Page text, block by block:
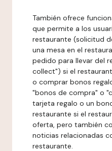
También ofrece
que permite a los
restaurante (solicitud
una mesa en el
pedido para llevar del
collect") si el
o comprar bonos
"bonos de compra" o
tarjeta regalo o un
restaurante si el
oferta, pero también
noticias relacionadas
restaurante.